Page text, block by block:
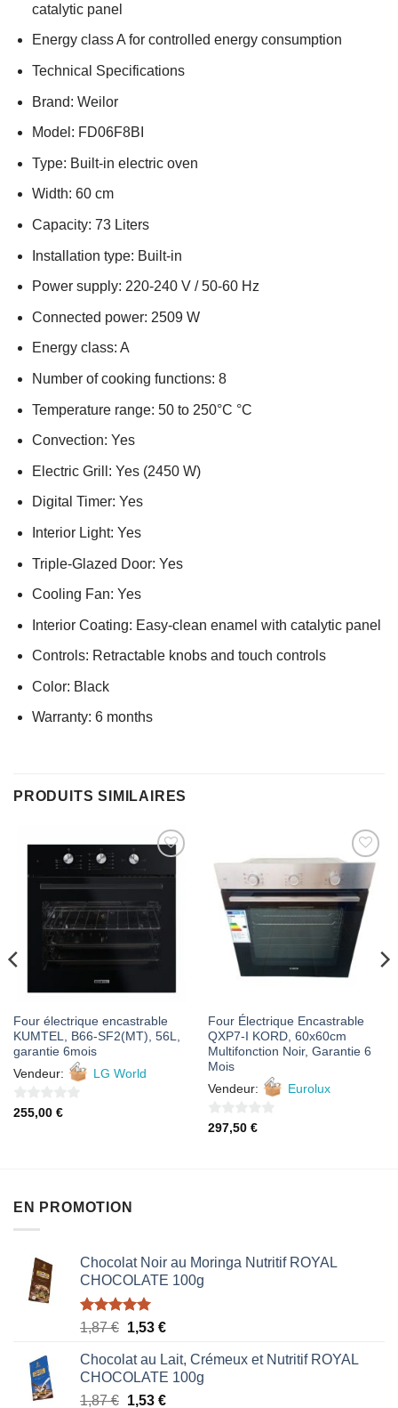
catalytic panel
Energy class A for controlled energy consumption
Technical Specifications
Brand: Weilor
Model: FD06F8BI
Type: Built-in electric oven
Width: 60 cm
Capacity: 73 Liters
Installation type: Built-in
Power supply: 220-240 V / 50-60 Hz
Connected power: 2509 W
Energy class: A
Number of cooking functions: 8
Temperature range: 50 to 250°C °C
Convection: Yes
Electric Grill: Yes (2450 W)
Digital Timer: Yes
Interior Light: Yes
Triple-Glazed Door: Yes
Cooling Fan: Yes
Interior Coating: Easy-clean enamel with catalytic panel
Controls: Retractable knobs and touch controls
Color: Black
Warranty: 6 months
PRODUITS SIMILAIRES
AJOUTER
À MES
FAVORIS
Four électrique encastrable
KUMTEL, B66-SF2(MT), 56L,
garantie 6mois
Vendeur:
LG World
0
255,00 €
AJOUTER
À MES
FAVORIS
Four Électrique Encastrable
QXP7-I KORD, 60x60cm
Multifonction Noir, Garantie 6
Mois
Vendeur:
Eurolux
0
297,50 €
EN PROMOTION
Chocolat Noir au Moringa Nutritif ROYAL
CHOCOLATE 100g
Note5.00
sur 5
1,87€ Le
initial
était :
1,87 €.
1,53 €Le
actuel
est :
1,53 €.
Chocolat au Lait, Crémeux et Nutritif ROYAL
CHOCOLATE 100g
1,87€ Le
1,53 €Le